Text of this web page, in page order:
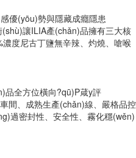
優(yōu)勢與隱藏成癮隱患
讓ILIA產(chǎn)品擁有三大核
度尼古丁鹽無辛辣、灼燒、嗆喉
品全方位橫向?qū)Ρ葴y評
間、成熟生產(chǎn)線、嚴格品控
過密封性、安全性、霧化穩(wěn)